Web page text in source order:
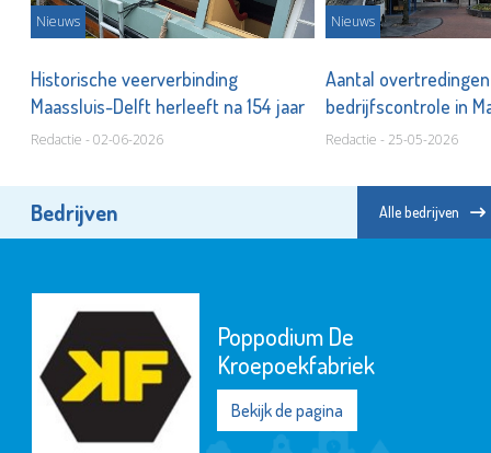
Nieuws
Historische veerverbinding
Maassluis-Delft herleeft na 154 jaar
Redactie - 02-06-2026
Nieuws
Aantal
bedrijfscontrole in
Redactie - 25-05-2026
Bedrijven Alle bedrijven
Poppodium De
Kroepoekfabriek
Bekijk de pagina